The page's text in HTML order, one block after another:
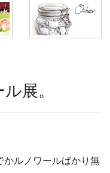
展。
ルノワールばかり無